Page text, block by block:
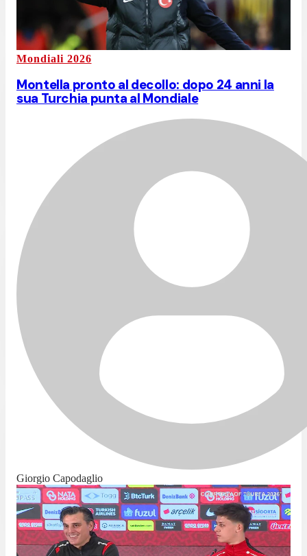
Mondiali 2026
Montella pronto al decollo: dopo 24 anni la
sua Turchia punta al Mondiale
Giorgio Capodaglio